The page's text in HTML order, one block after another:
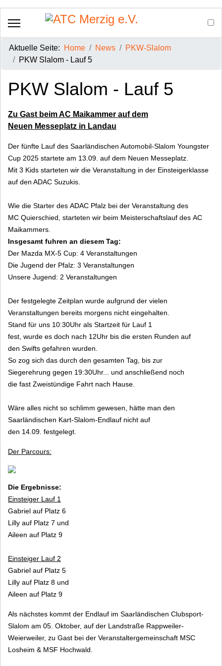
Aktuelle Seite: Home News
PKW-Slalom
PKW Slalom - Lauf 5
PKW Slalom - Lauf 5
Zu Gast beim AC Maikammer auf dem
Neuen Messeplatz in Landau
Der fünfte Lauf des Saarländischen Automobil-Slalom Youngster
Cup 2025 startete am 13.09. auf dem Neuen Messeplatz.
Mit 3 Kids starteten wir die Veranstaltung in der Einsteigerklasse
auf den ADAC Suzukis.
Wie die Starter des ADAC Pfalz bei der Veranstaltung des
MC Quierschied, starteten wir beim Meisterschaftslauf des AC
Maikammers.
Insgesamt fuhren an diesem Tag:
Der Mazda MX-5 Cup: 4 Veranstaltungen
Die Jugend der Pfalz: 3 Veranstaltungen
Unsere Jugend: 2 Veranstaltungen
Der festgelegte Zeitplan wurde aufgrund der vielen
Veranstaltungen bereits morgens nicht eingehalten.
Stand für uns 10:30Uhr als Startzeit für Lauf 1
fest, wurde es doch nach 12Uhr bis die ersten Runden auf
den Swifts gefahren wurden.
So zog sich das durch den gesamten Tag, bis zur
Siegerehrung gegen 19:30Uhr... und anschließend noch
die fast Zweistündige Fahrt nach Hause.
Wäre alles nicht so schlimm gewesen, hätte man den
Saarländischen Kart-Slalom-Endlauf nicht auf
den 14.09. festgelegt.
Der Parcours:
Die Ergebnisse:
Einsteiger Lauf 1
Gabriel auf Platz 6
Lilly auf Platz 7 und
Aileen auf Platz 9
Einsteiger Lauf 2
Gabriel auf Platz 5
Lilly auf Platz 8 und
Aileen auf Platz 9
Als nächstes kommt der Endlauf im Saarländischen Clubsport-
Slalom am 05. Oktober, auf der Landstraße Rappweiler-
Weierweiler, zu Gast bei der Veranstaltergemeinschaft MSC
Losheim & MSF Hochwald.